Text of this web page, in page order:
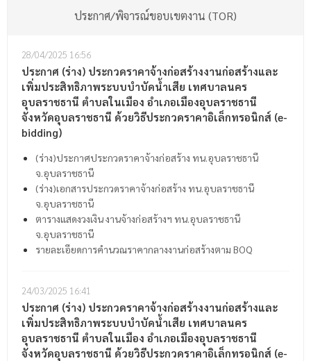
ประกาศ/พิจารณ์ขอบเขตงาน (TOR)
28/04/2025 16:56
ประกาศ (ร่าง) ประกวดราคาจ้างก่อสร้างงานก่อสร้างและ
เพิ่มประสิทธิภาพระบบบำบัดน้ำเสีย เทศบาลนคร
อุบลราชธานี ตำบลในเมือง อำเภอเมืองอุบลราชธานี
จังหวัดอุบลราชธานี ด้วยวิธีประกวดราคาอิเล็กทรอนิกส์ (e-
bidding)
(ร่าง)ประกาศประกวดราคาจ้างก่อสร้าง ทน.อุบลราชธานี
จ.อุบลราชธานี
(ร่าง)เอกสารประกวดราคาจ้างก่อสร้าง ทน.อุบลราชธานี
จ.อุบลราชธานี
ตารางแสดงวงเงิน งานจ้างก่อสร้างฯ ทน.อุบลราชธานี
จ.อุบลราชธานี
รายละเอียดการคำนวณราคากลางงานก่อสร้างตาม BOQ
24/03/2025 16:41
ประกาศ (ร่าง) ประกวดราคาจ้างก่อสร้างงานก่อสร้างและ
เพิ่มประสิทธิภาพระบบบำบัดน้ำเสีย เทศบาลนคร
อุบลราชธานี ตำบลในเมือง อำเภอเมืองอุบลราชธานี
จังหวัดอุบลราชธานี ด้วยวิธีประกวดราคาอิเล็กทรอนิกส์ (e-